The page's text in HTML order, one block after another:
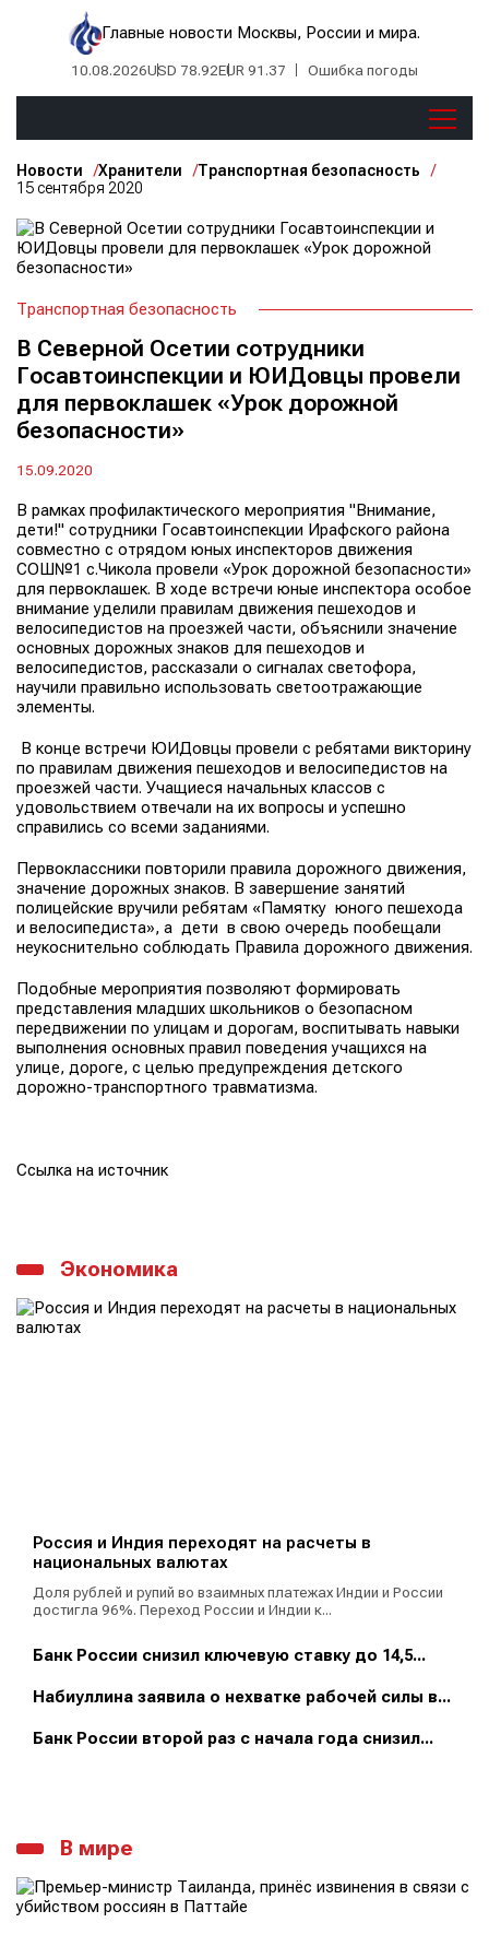
Главные новости Москвы, России и мира.
10.08.2026USD 78.92EUR 91.37 Ошибка погоды
Новости Хранители
Транспортная безопасность
15 сентября 2020
Транспортная безопасность
В Северной Осетии сотрудники
Госавтоинспекции и ЮИДовцы провели
для первоклашек «Урок дорожной
безопасности»
15.09.2020
В рамках профилактического мероприятия "Внимание,
дети!" сотрудники Госавтоинспекции Ирафского района
совместно с отрядом юных инспекторов движения
СОШ№1 с.Чикола провели «Урок дорожной безопасности»
для первоклашек. В ходе встречи юные инспектора особое
внимание уделили правилам движения пешеходов и
велосипедистов на проезжей части, объяснили значение
основных дорожных знаков для пешеходов и
велосипедистов, рассказали о сигналах светофора,
научили правильно использовать светоотражающие
элементы.
В конце встречи ЮИДовцы провели с ребятами викторину
по правилам движения пешеходов и велосипедистов на
проезжей части. Учащиеся начальных классов с
удовольствием отвечали на их вопросы и успешно
справились со всеми заданиями.
Первоклассники повторили правила дорожного движения,
значение дорожных знаков. В завершение занятий
полицейские вручили ребятам «Памятку юного пешехода
и велосипедиста», а дети в свою очередь пообещали
неукоснительно соблюдать Правила дорожного движения.
Подобные мероприятия позволяют формировать
представления младших школьников о безопасном
передвижении по улицам и дорогам, воспитывать навыки
выполнения основных правил поведения учащихся на
улице, дороге, с целью предупреждения детского
дорожно-транспортного травматизма.
Ссылка на источник
Экономика
Россия и Индия переходят на расчеты в
национальных валютах
Доля рублей и рупий во взаимных платежах Индии и России
достигла 96%. Переход России и Индии к...
Банк России снизил ключевую ставку до 14,5...
Набиуллина заявила о нехватке рабочей силы в...
Банк России второй раз с начала года снизил...
В мире